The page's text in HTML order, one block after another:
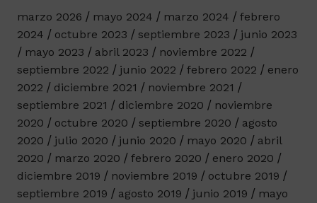
marzo 2026 mayo 2024 marzo 2024
febrero
2024
octubre 2023 septiembre 2023
junio 2023
mayo 2023
abril 2023
noviembre 2022
septiembre 2022
junio 2022 febrero 2022
enero
2022
diciembre 2021
noviembre 2021
septiembre 2021
diciembre 2020
noviembre
2020
octubre 2020 septiembre 2020
agosto
2020
julio 2020 junio 2020 mayo 2020
abril
2020
marzo 2020 febrero 2020
enero 2020
diciembre 2019
noviembre 2019
octubre 2019
septiembre 2019
agosto 2019 junio 2019
mayo